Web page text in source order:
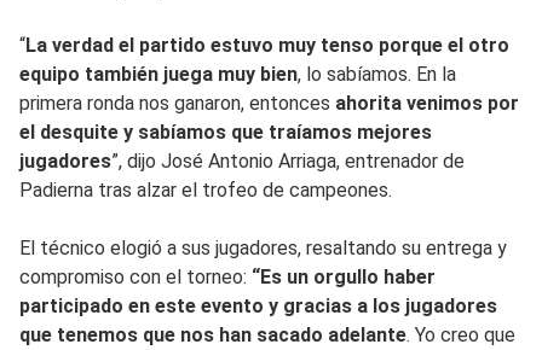
“La verdad el partido estuvo muy tenso porque el otro
equipo también juega muy bien, lo sabíamos. En la
primera ronda nos ganaron, entonces ahorita venimos por
el desquite y sabíamos que traíamos mejores
jugadores”, dijo José Antonio Arriaga, entrenador de
Padierna tras alzar el trofeo de campeones.
El técnico elogió a sus jugadores, resaltando su entrega y
compromiso con el torneo: “Es un orgullo haber
participado en este evento y gracias a los jugadores
que tenemos que nos han sacado adelante. Yo creo que